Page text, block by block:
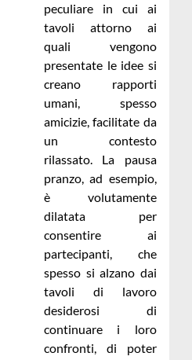
peculiare in cui ai
tavoli attorno ai
quali vengono
presentate le idee si
creano rapporti
umani, spesso
amicizie, facilitate da
un contesto
rilassato. La pausa
pranzo, ad esempio,
è volutamente
dilatata per
consentire ai
partecipanti, che
spesso si alzano dai
tavoli di lavoro
desiderosi di
continuare i loro
confronti, di poter